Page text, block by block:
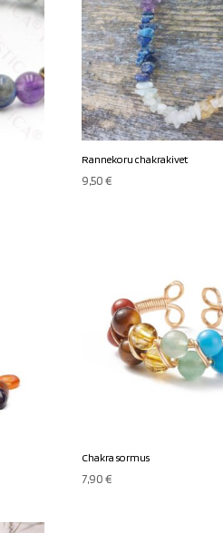
Rannekoru chakrakivet
9,50€
Chakra sormus
7,90€